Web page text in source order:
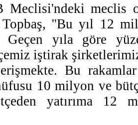
Meclisi'ndeki meclis
''Bu yıl 12
Geçen yıla göre
iştirak
Bu
10 milyon ve
yatırıma 12